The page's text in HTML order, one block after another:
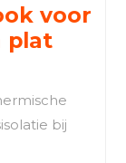
voor
plat
bij